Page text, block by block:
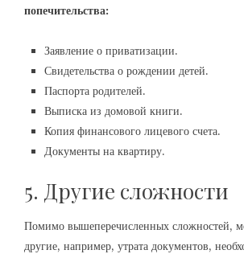
попечительства:
Заявление о приватизации.
Свидетельства о рождении детей.
Паспорта родителей.
Выписка из домовой книги.
Копия финансового лицевого счета.
Документы на квартиру.
5. Другие сложности
Помимо вышеперечисленных сложностей,
другие, например, утрата документов,